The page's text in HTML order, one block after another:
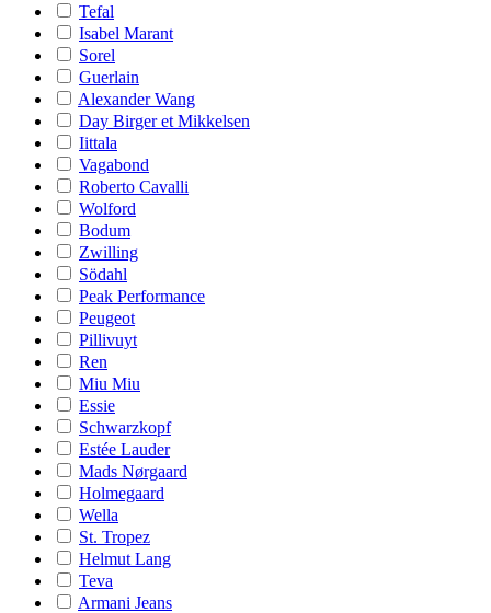
Tefal
Isabel Marant
Sorel
Guerlain
Alexander Wang
Day Birger et Mikkelsen
Iittala
Vagabond
Roberto Cavalli
Wolford
Bodum
Zwilling
Södahl
Peak Performance
Peugeot
Pillivuyt
Ren
Miu Miu
Essie
Schwarzkopf
Estée Lauder
Mads Nørgaard
Holmegaard
Wella
St. Tropez
Helmut Lang
Teva
Armani Jeans